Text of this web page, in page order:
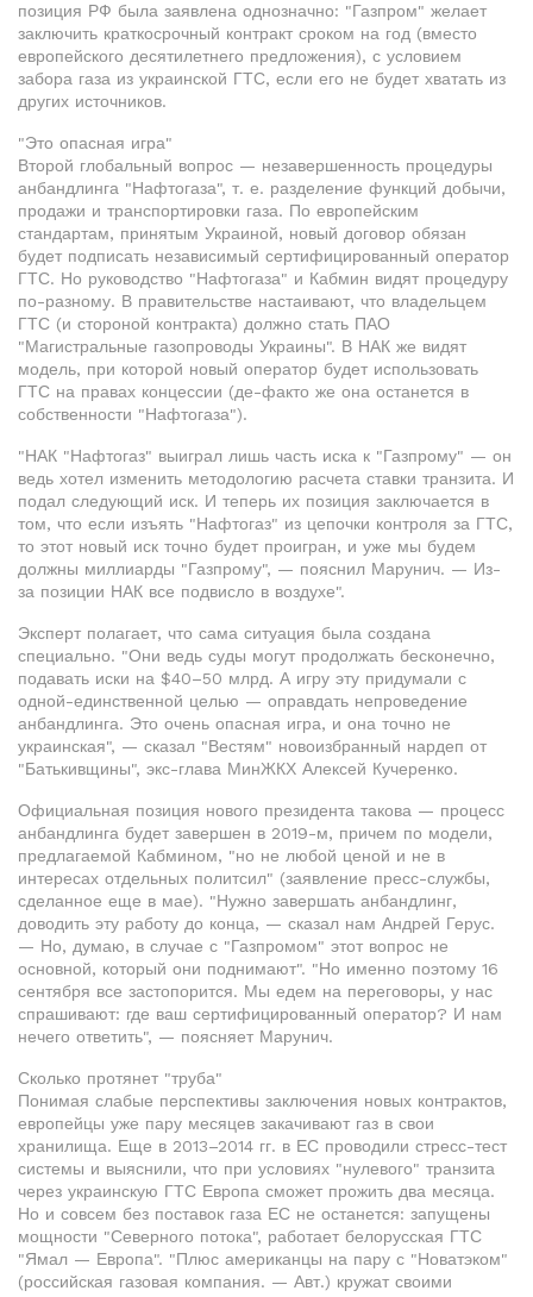
позиция РФ была заявлена однозначно: "Газпром" желает
заключить краткосрочный контракт сроком на год (вместо
европейского десятилетнего предложения), с условием
забора газа из украинской ГТС, если его не будет хватать из
других источников.
"Это опасная игра"
Второй глобальный вопрос — незавершенность процедуры
анбандлинга "Нафтогаза", т. е. разделение функций добычи,
продажи и транспортировки газа. По европейским
стандартам, принятым Украиной, новый договор обязан
будет подписать независимый сертифицированный оператор
ГТС. Но руководство "Нафтогаза" и Кабмин видят процедуру
по-разному. В правительстве настаивают, что владельцем
ГТС (и стороной контракта) должно стать ПАО
"Магистральные газопроводы Украины". В НАК же видят
модель, при которой новый оператор будет использовать
ГТС на правах концессии (де-факто же она останется в
собственности "Нафтогаза").
"НАК "Нафтогаз" выиграл лишь часть иска к "Газпрому" — он
ведь хотел изменить методологию расчета ставки транзита. И
подал следующий иск. И теперь их позиция заключается в
том, что если изъять "Нафтогаз" из цепочки контроля за ГТС,
то этот новый иск точно будет проигран, и уже мы будем
должны миллиарды "Газпрому", — пояснил Марунич. — Из-
за позиции НАК все подвисло в воздухе".
Эксперт полагает, что сама ситуация была создана
специально. "Они ведь суды могут продолжать бесконечно,
подавать иски на $40–50 млрд. А игру эту придумали с
одной-единственной целью — оправдать непроведение
анбандлинга. Это очень опасная игра, и она точно не
украинская", — сказал "Вестям" новоизбранный нардеп от
"Батькивщины", экс-глава МинЖКХ Алексей Кучеренко.
Официальная позиция нового президента такова — процесс
анбандлинга будет завершен в 2019-м, причем по модели,
предлагаемой Кабмином, "но не любой ценой и не в
интересах отдельных политсил" (заявление пресс-службы,
сделанное еще в мае). "Нужно завершать анбандлинг,
доводить эту работу до конца, — сказал нам Андрей Герус.
— Но, думаю, в случае с "Газпромом" этот вопрос не
основной, который они поднимают". "Но именно поэтому 16
сентября все застопорится. Мы едем на переговоры, у нас
спрашивают: где ваш сертифицированный оператор? И нам
нечего ответить", — поясняет Марунич.
Сколько протянет "труба"
Понимая слабые перспективы заключения новых контрактов,
европейцы уже пару месяцев закачивают газ в свои
хранилища. Еще в 2013–2014 гг. в ЕС проводили стресс-тест
системы и выяснили, что при условиях "нулевого" транзита
через украинскую ГТС Европа сможет прожить два месяца.
Но и совсем без поставок газа ЕС не останется: запущены
мощности "Северного потока", работает белорусская ГТС
"Ямал — Европа". "Плюс американцы на пару с "Новатэком"
(российская газовая компания. — Авт.) кружат своими